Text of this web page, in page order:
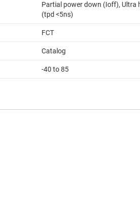
Partial power down (Ioff), Ultra
(tpd <5ns)
FCT
Catalog
-40 to 85